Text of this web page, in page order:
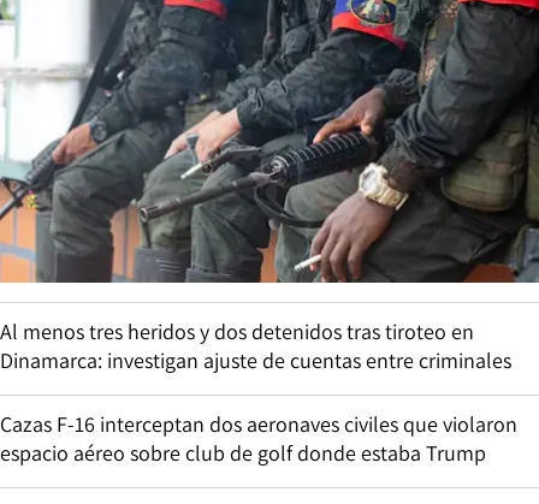
Al menos tres heridos y dos detenidos tras tiroteo en
Dinamarca: investigan ajuste de cuentas entre criminales
Cazas F-16 interceptan dos aeronaves civiles que violaron
espacio aéreo sobre club de golf donde estaba Trump